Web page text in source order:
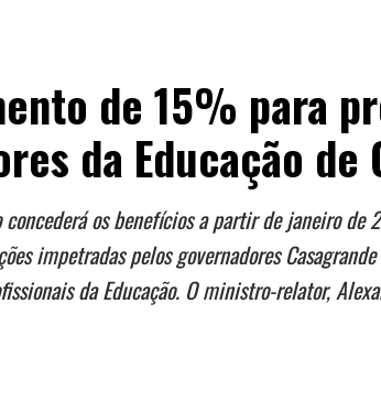
de 15% para
da Educação de
os benefícios a partir de janeiro de
impetradas pelos governadores
da Educação. O ministro-relator,